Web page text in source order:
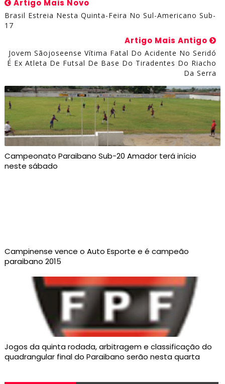
Artigo Mais Novo
Brasil Estreia Nesta Quinta-Feira No Sul-Americano Sub-
17
Artigo Mais Antigo
Jovem Sãojoseense Vítima Fatal Do Acidente No Seridó
É Ex Atleta De Futsal De Base Do Tiradentes Do Riacho
Da Serra
Campeonato Paraibano Sub-20 Amador terá início
neste sábado
Campinense vence o Auto Esporte e é campeão
paraibano 2015
Jogos da quinta rodada, arbitragem e classificação do
quadrangular final do Paraibano serão nesta quarta